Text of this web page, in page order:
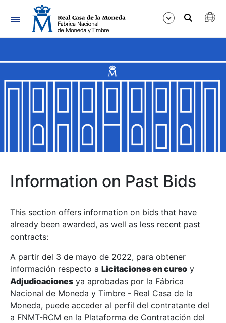
Navigation
Show/Hide
Show/Hide
Show/Hide
Show/Hide
Show/Hide
Information on Past Bids
This section offers information on bids that have
already been awarded, as well as less recent past
contracts:
A partir del 3 de mayo de 2022, para obtener
información respecto a Licitaciones en curso y
Adjudicaciones ya aprobadas por la Fábrica
Nacional de Moneda y Timbre - Real Casa de la
Moneda, puede acceder al perfil del contratante del
a FNMT-RCM en la Plataforma de Contratación del